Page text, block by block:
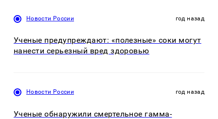
Новости России год назад
Ученые предупреждают: «полезные» соки могут
нанести серьезный вред здоровью
Новости России год назад
Ученые обнаружили смертельное гамма-